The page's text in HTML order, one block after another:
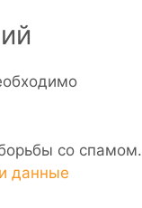
со спамом.
данные